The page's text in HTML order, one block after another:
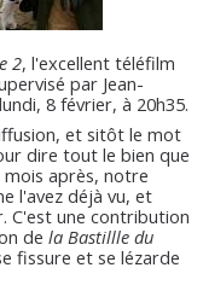
2, l'excellent téléfilm
par Jean-
8 février, à 20h35.
et sitôt le mot
dire tout le bien que
mois après, notre
l'avez déjà vu, et
C'est une contribution
de la Bastillle du
fissure et se lézarde